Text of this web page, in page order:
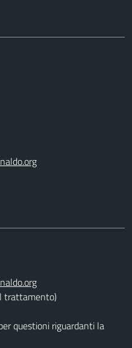
trattamento)
questioni riguardanti la